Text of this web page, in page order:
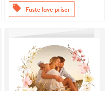
offers Faste lave priser